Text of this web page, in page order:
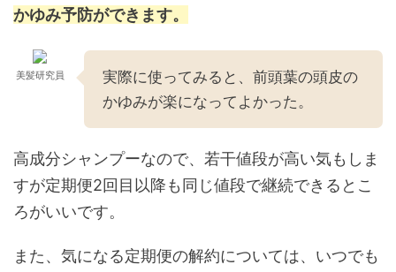
かゆみ予防ができます。
美髪研究員
実際に使ってみると、前頭葉の頭皮の
かゆみが楽になってよかった。
高成分シャンプーなので、若干値段が高い気もしま
すが定期便2回目以降も同じ値段で継続できるとこ
ろがいいです。
また、気になる定期便の解約については、いつでも